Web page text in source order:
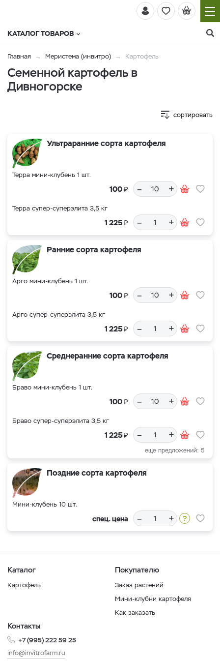
КАТАЛОГ ТОВАРОВ
Главная Меристема (инвитро) Картофель
Семенной картофель в
Дивногорске
сортировать
Ультраранние сорта картофеля
Терра мини-клубень 1 шт.
100₽ – +
Терра супер-суперэлита 3,5 кг
1 225₽ – +
Ранние сорта картофеля
Арго мини-клубень 1 шт.
100₽ – +
Арго супер-суперэлита 3,5 кг
1 225₽ – +
Среднеранние сорта картофеля
Браво мини-клубень 1 шт.
100₽ – +
Браво супер-суперэлита 3,5 кг
1 225₽ – +
еще предложений: 5
Поздние сорта картофеля
Мини-клубень 10 шт.
спец. цена – +
Каталог
Картофель
Покупателю
Заказ растений
Мини-клубни картофеля
Как заказать
Контакты
+7 (995) 222 59 25
info@invitrofarm.ru